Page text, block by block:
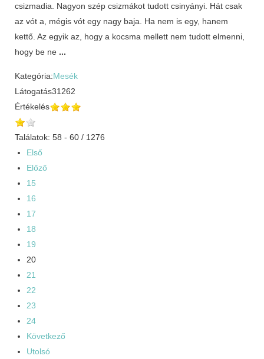
csizmadia. Nagyon szép csizmákot tudott csinyányi. Hát csak
az vót a, mégis vót egy nagy baja. Ha nem is egy, hanem
kettő. Az egyik az, hogy a kocsma mellett nem tudott elmenni,
hogy be ne ...
Kategória:Mesék
Látogatás31262
Értékelés
Találatok: 58 - 60 / 1276
Első
Előző
15
16
17
18
19
20
21
22
23
24
Következő
Utolsó